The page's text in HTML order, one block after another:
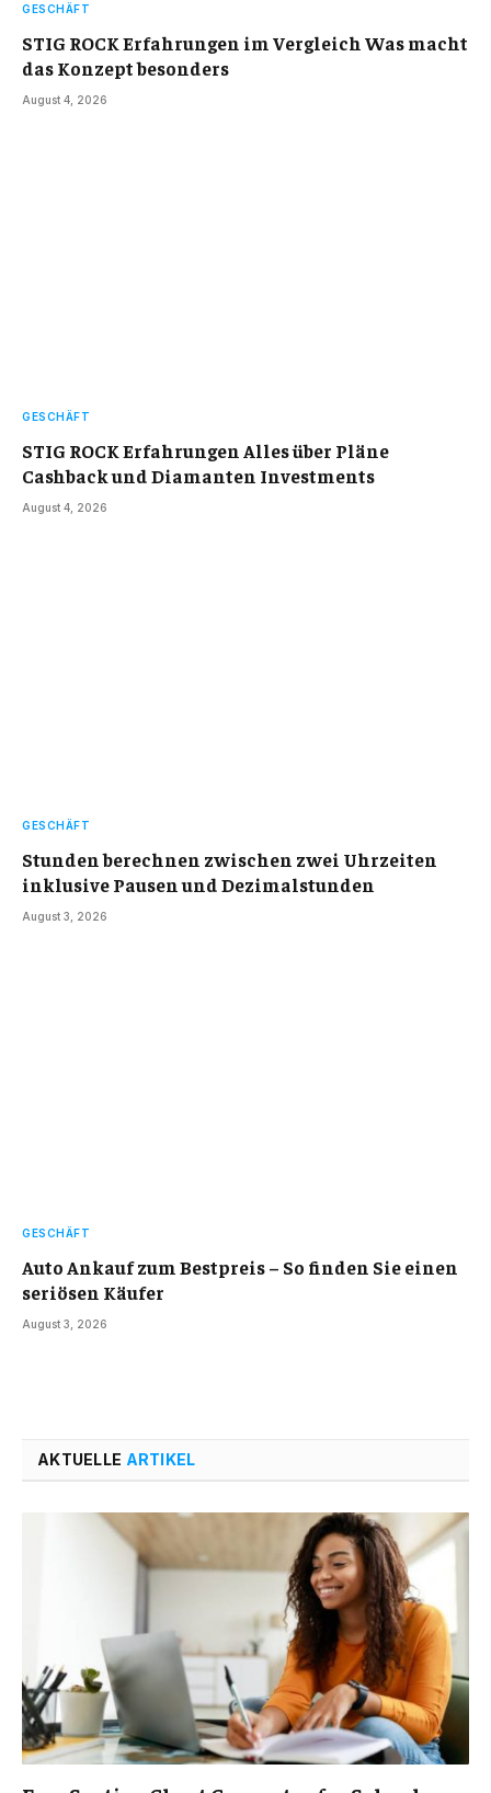
GESCHÄFT
STIG ROCK Erfahrungen im Vergleich Was macht
das Konzept besonders
August 4, 2026
GESCHÄFT
STIG ROCK Erfahrungen Alles über Pläne
Cashback und Diamanten Investments
August 4, 2026
GESCHÄFT
Stunden berechnen zwischen zwei Uhrzeiten
inklusive Pausen und Dezimalstunden
August 3, 2026
GESCHÄFT
Auto Ankauf zum Bestpreis – So finden Sie einen
seriösen Käufer
August 3, 2026
AKTUELLE ARTIKEL